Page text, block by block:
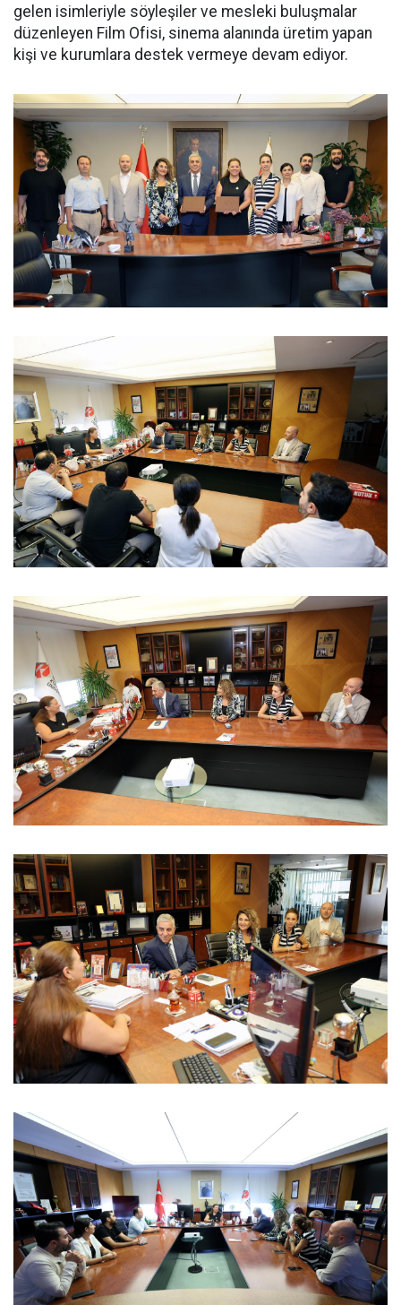
gelen isimleriyle söyleşiler ve mesleki buluşmalar
düzenleyen Film Ofisi, sinema alanında üretim yapan
kişi ve kurumlara destek vermeye devam ediyor.